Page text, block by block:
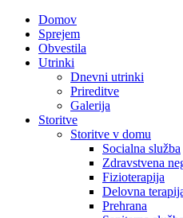
Domov
Sprejem
Obvestila
Utrinki
Dnevni utrinki
Prireditve
Galerija
Storitve
Storitve v domu
Socialna služba
Zdravstvena
Fizioterapija
Delovna
Prehrana